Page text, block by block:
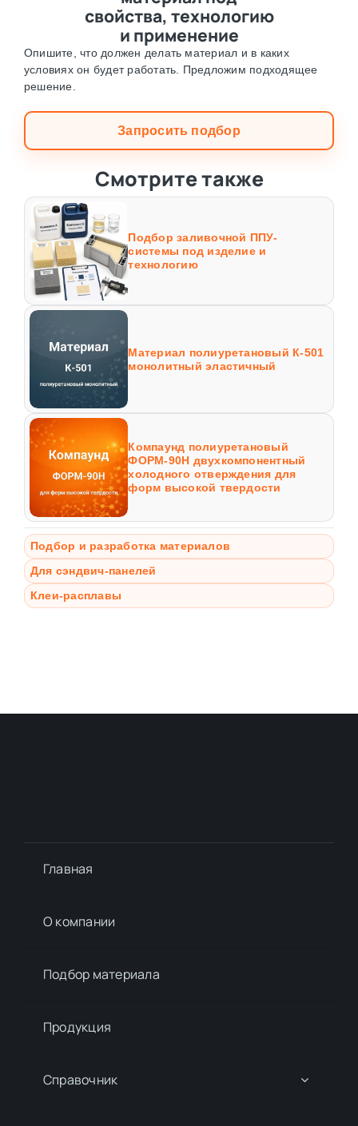
свойства, технологию
и применение
Опишите, что должен делать материал и в каких
условиях он будет работать. Предложим подходящее
решение.
Запросить подбор
Смотрите также
Подбор заливочной ППУ-
системы под изделие и
технологию
Материал полиуретановый К-501
монолитный эластичный
Компаунд полиуретановый
ФОРМ-90Н двухкомпонентный
холодного отверждения для
форм высокой твердости
Подбор и разработка материалов
Для сэндвич-панелей
Клеи-расплавы
Главная
О компании
Подбор материалa
Продукция
Справочник